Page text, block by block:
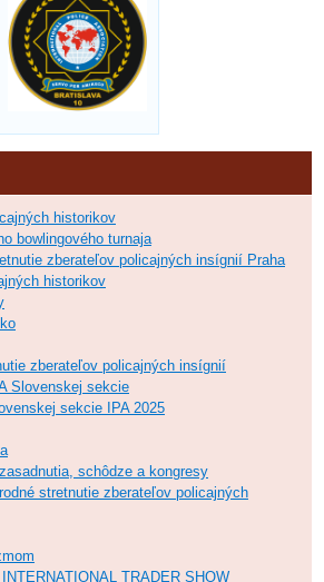
historikov
bowlingového turnaja
zberateľov policajných insígnií Praha
historikov
zberateľov policajných insígnií
Slovenskej sekcie
sekcie IPA 2025
schôdze a kongresy
stretnutie zberateľov policajných
TRADER SHOW